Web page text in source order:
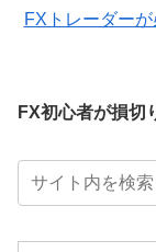
FXトレーダー
FX初心者が損切